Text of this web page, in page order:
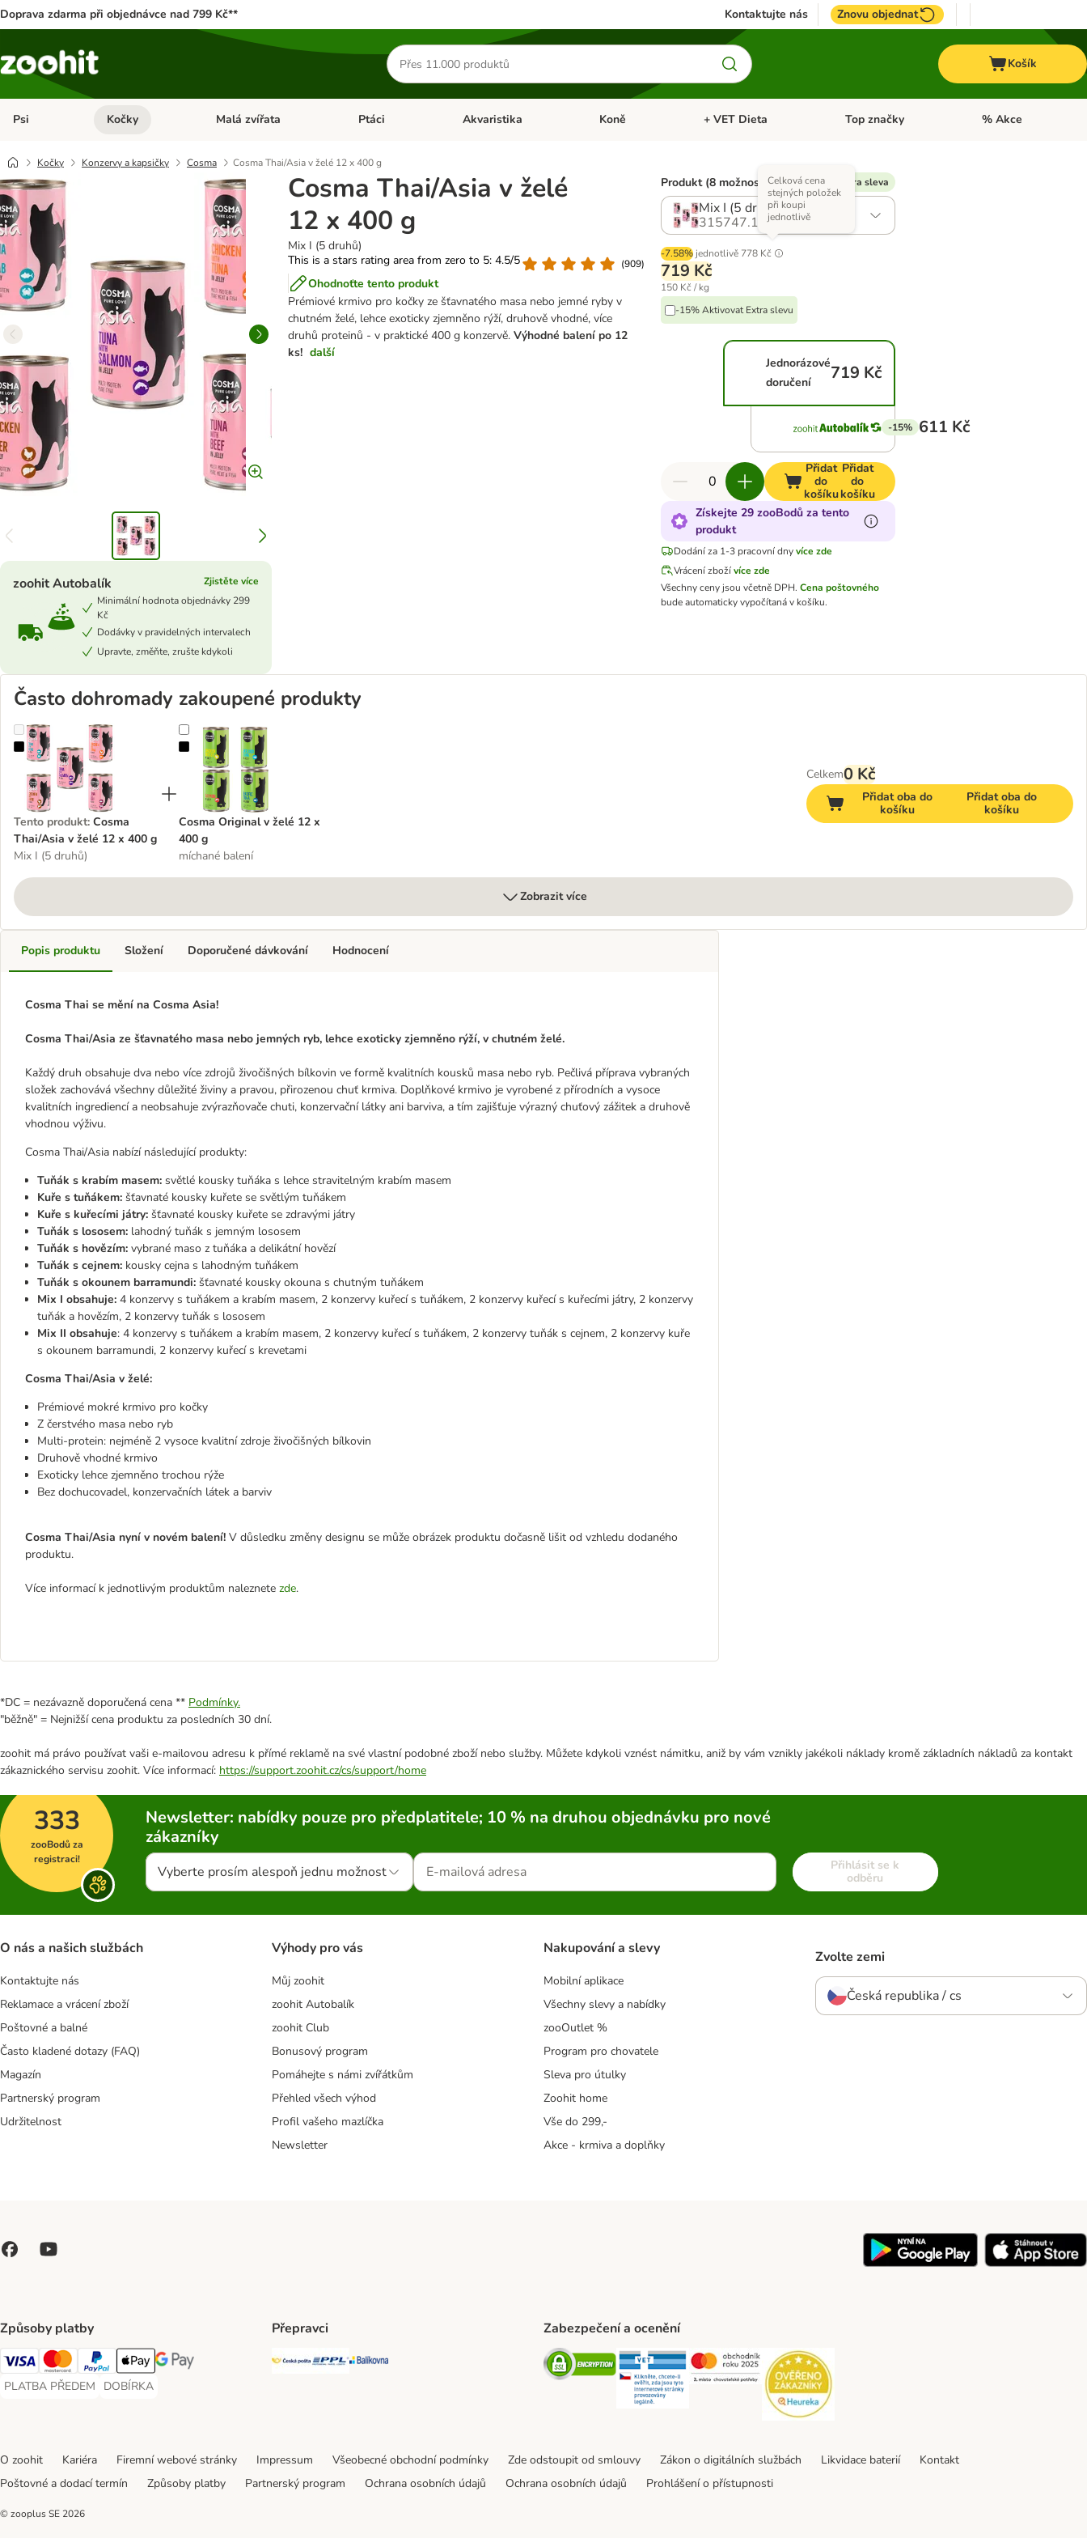
Doprava zdarma při objednávce nad 799 Kč** Kontaktujte nás Znovu objednat
Hledat
produkty
Košík
Psi Otevřít menu: Psi
Kočky Otevřít menu: Kočky
Malá zvířata Otevřít menu: Malá zvířata
Ptáci Otevřít menu: Ptáci
Akvaristika Otevřít menu: Akvaristika
Koně Otevřít menu: Koně
+ VET Dieta Otevřít menu: + VET Dieta
Top značky Otevřít menu: Top
% Akce
Kočky Konzervy a kapsičky Cosma Cosma Thai/Asia v želé 12 x 400 g
Cosma Thai/Asia v želé
12 x 400 g
Mix I (5 druhů)
This is a stars rating area from zero to 5: 4.5/5
(909)
Ohodnoťte tento produkt
Prémiové krmivo pro kočky ze šťavnatého masa nebo jemné ryby v
chutném želé, lehce exoticky zjemněno rýží, druhově vhodné, více
druhů proteinů - v praktické 400 g konzervě. Výhodné balení po 12
ks! další
zoohit Autobalík
Zjistěte více
Minimální hodnota objednávky 299
Kč
Dodávky v pravidelných intervalech
Upravte, změňte, zrušte kdykoli
Produkt (8 možností) % Dostupná Extra sleva
Mix I (5 druhů)
315747.17
-7.58% jednotlivě 778 Kč
Celková cena
stejných položek
při koupi
jednotlivě
719 Kč
150 Kč / kg
-15% Aktivovat Extra slevu
Jednorázové
doručení
719 Kč
-15% 611 Kč
Přidat
do
košíku
Přidat
do
košíku
Získejte 29 zooBodů za tento
produkt
Dodání za 1-3 pracovní dny více zde
Vrácení zbožívíce zde
Všechny ceny jsou včetně DPH. Cena poštovného
bude automaticky vypočítaná v košíku.
Často dohromady zakoupené produkty
Cosma Thai/Asia v želé 12 x 400 g
Tento produkt: Cosma
Thai/Asia v želé 12 x 400 g
Mix I (5 druhů)
Cosma Original v želé 12 x 400 g
Cosma Original v želé 12 x
400 g
míchané balení
Celkem0 Kč
Přidat oba do
košíku
Přidat oba do
košíku
Zobrazit více
Popis produktu
Cosma Thai se mění na Cosma Asia!
Cosma Thai/Asia ze šťavnatého masa nebo jemných ryb, lehce exoticky zjemněno rýží, v chutném želé.
Každý druh obsahuje dva nebo více zdrojů živočišných bílkovin ve formě kvalitních kousků masa nebo ryb. Pečlivá příprava vybraných
složek zachovává všechny důležité živiny a pravou, přirozenou chuť krmiva. Doplňkové krmivo je vyrobené z přírodních a vysoce
kvalitních ingrediencí a neobsahuje zvýrazňovače chuti, konzervační látky ani barviva, a tím zajišťuje výrazný chuťový zážitek a druhově
vhodnou výživu.
Cosma Thai/Asia nabízí následující produkty:
Tuňák s krabím masem: světlé kousky tuňáka s lehce stravitelným krabím masem
Kuře s tuňákem: šťavnaté kousky kuřete se světlým tuňákem
Kuře s kuřecími játry: šťavnaté kousky kuřete se zdravými játry
Tuňák s lososem: lahodný tuňák s jemným lososem
Tuňák s hovězím: vybrané maso z tuňáka a delikátní hovězí
Tuňák s cejnem: kousky cejna s lahodným tuňákem
Tuňák s okounem barramundi: šťavnaté kousky okouna s chutným tuňákem
Mix I obsahuje: 4 konzervy s tuňákem a krabím masem, 2 konzervy kuřecí s tuňákem, 2 konzervy kuřecí s kuřecími játry, 2 konzervy
tuňák a hovězím, 2 konzervy tuňák s lososem
Mix II obsahuje: 4 konzervy s tuňákem a krabím masem, 2 konzervy kuřecí s tuňákem, 2 konzervy tuňák s cejnem, 2 konzervy kuře
s okounem barramundi, 2 konzervy kuřecí s krevetami
Cosma Thai/Asia v želé:
Prémiové mokré krmivo pro kočky
Z čerstvého masa nebo ryb
Multi-protein: nejméně 2 vysoce kvalitní zdroje živočišných bílkovin
Druhově vhodné krmivo
Exoticky lehce zjemněno trochou rýže
Bez dochucovadel, konzervačních látek a barviv
Cosma Thai/Asia nyní v novém balení! V důsledku změny designu se může obrázek produktu dočasně lišit od vzhledu dodaného
produktu.
Více informací k jednotlivým produktům naleznete zde.
Složení Doporučené dávkování Hodnocení
*DC = nezávazně doporučená cena ** Podmínky.
"běžně" = Nejnižší cena produktu za posledních 30 dní.
zoohit má právo používat vaši e-mailovou adresu k přímé reklamě na své vlastní podobné zboží nebo služby. Můžete kdykoli vznést námitku, aniž by vám vznikly jakékoli náklady kromě základních nákladů za kontakt
zákaznického servisu zoohit. Více informací: https://support.zoohit.cz/cs/support/home
333
zooBodů za
registraci!
Newsletter: nabídky pouze pro předplatitele; 10 % na druhou objednávku pro nové
zákazníky
Vyberte prosím alespoň jednu možnost
Přihlásit se k
odběru
O nás a našich službách
Kontaktujte nás
Reklamace a vrácení zboží
Poštovné a balné
Často kladené dotazy (FAQ)
Magazín
Partnerský program
Udržitelnost
Výhody pro vás
Můj zoohit
zoohit Autobalík
zoohit Club
Bonusový program
Pomáhejte s námi zvířátkům
Přehled všech výhod
Profil vašeho mazlíčka
Newsletter
Nakupování a slevy
Mobilní aplikace
Všechny slevy a nabídky
zooOutlet %
Program pro chovatele
Sleva pro útulky
Zoohit home
Vše do 299,-
Akce - krmiva a doplňky
Zvolte zemi
Česká republika / cs
Způsoby platby
Visa Payment Method
Mastercard Payment Method
PayPal Payment Method
Apple pay Payment Method
GooglePay Payment Method
PLATBA PŘEDEM
PLATBA PŘEDEM Payment Method
DOBÍRKA
DOBÍRKA Payment Method
Přepravci
Česká pošta Shipping Method
PPL Shipping Method
Balíkovna Shipping Method
Zabezpečení a ocenění
Security Security Security
O zoohit Kariéra Firemní webové stránky Impressum Všeobecné obchodní podmínky Zde odstoupit od smlouvy Zákon o digitálních službách Likvidace baterií
Kontakt
Poštovné a dodací termín
Způsoby platby Partnerský program Ochrana osobních údajů Ochrana osobních údajů Prohlášení o přístupnosti
© zooplus SE 2026